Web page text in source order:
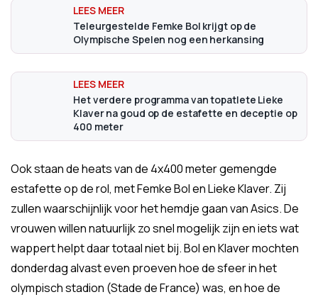
Teleurgestelde Femke Bol krijgt op de
Olympische Spelen nog een herkansing
Het verdere programma van topatlete Lieke
Klaver na goud op de estafette en deceptie op
400 meter
Ook staan de heats van de 4x400 meter gemengde
estafette op de rol, met Femke Bol en Lieke Klaver. Zij
zullen waarschijnlijk voor het hemdje gaan van Asics. De
vrouwen willen natuurlijk zo snel mogelijk zijn en iets wat
wappert helpt daar totaal niet bij. Bol en Klaver mochten
donderdag alvast even proeven hoe de sfeer in het
olympisch stadion (Stade de France) was, en hoe de